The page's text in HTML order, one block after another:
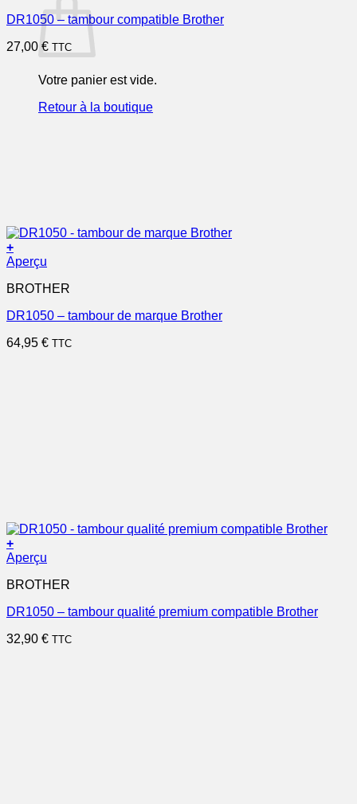
Votre panier est vide.
Retour à la boutique
DR1050 – tambour compatible Brother
27,00 € TTC
+
Aperçu
BROTHER
DR1050 – tambour de marque Brother
64,95 € TTC
+
Aperçu
BROTHER
DR1050 – tambour qualité premium compatible Brother
32,90 € TTC